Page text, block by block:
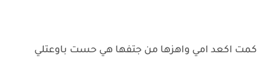
كمت اكعد امي واهزها من جتفها هي حست باوعتلي